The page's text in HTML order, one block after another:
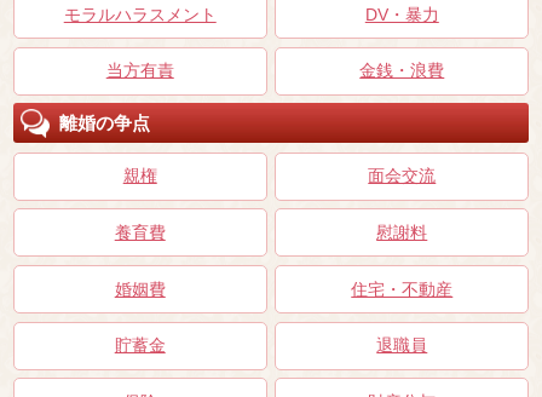
モラルハラスメント DV・暴力
当方有責 金銭・浪費
離婚の争点
親権 面会交流
養育費 慰謝料
婚姻費 住宅・不動産
貯蓄金 退職員